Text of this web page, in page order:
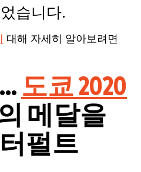
습니다.
대해 자세히 알아보려면
도쿄 2020
메달을
펄트